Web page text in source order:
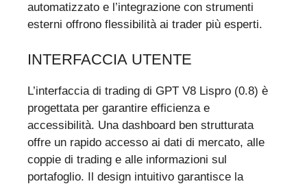
automatizzato e l’integrazione con strumenti
esterni offrono flessibilità ai trader più esperti.
INTERFACCIA UTENTE
L’interfaccia di trading di GPT V8 Lispro (0.8) è
progettata per garantire efficienza e
accessibilità. Una dashboard ben strutturata
offre un rapido accesso ai dati di mercato, alle
coppie di trading e alle informazioni sul
portafoglio. Il design intuitivo garantisce la